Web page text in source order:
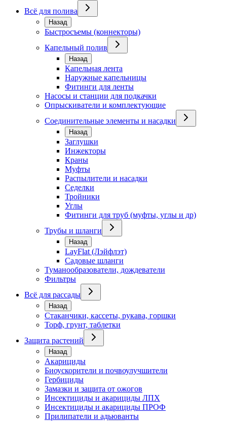
Всё для полива
Назад
Быстросъемы (коннекторы)
Капельный полив
Назад
Капельная лента
Наружные капельницы
Фитинги для ленты
Насосы и станции для подкачки
Опрыскиватели и комплектующие
Соединительные элементы и насадки
Назад
Заглушки
Инжекторы
Краны
Муфты
Распылители и насадки
Седелки
Тройники
Углы
Фитинги для труб (муфты, углы и др)
Трубы и шланги
Назад
LayFlat (Лэйфлэт)
Садовые шланги
Туманообразователи, дождеватели
Фильтры
Всё для рассады
Назад
Стаканчики, кассеты, рукава, горшки
Торф, грунт, таблетки
Защита растений
Назад
Акарициды
Биоускорители и почвоулучшители
Гербициды
Замазки и защита от ожогов
Инсектициды и акарициды ЛПХ
Инсектициды и акарициды ПРОФ
Прилипатели и адьюванты